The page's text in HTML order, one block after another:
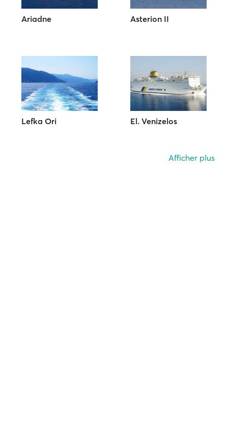
Ariadne Asterion II
Lefka Ori El. Venizelos
Afficher plus